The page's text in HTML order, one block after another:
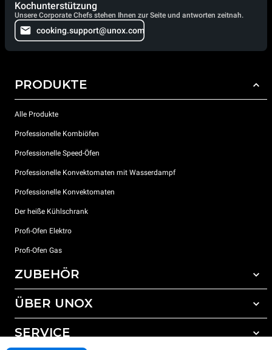
Kochunterstützung
Unsere Corporate Chefs stehen Ihnen zur Seite und antworten zeitnah.
cooking.support@unox.com
PRODUKTE
Alle Produkte
Professionelle Kombiöfen
Professionelle Speed-Öfen
Professionelle Konvektomaten mit Wasserdampf
Professionelle Konvektomaten
Der heiße Kühlschrank
Profi-Ofen Elektro
Profi-Ofen Gas
ZUBEHÖR
Gesamtes Zubehör
ÜBER UNOX
Unsere Standorte weltweit
SERVICE